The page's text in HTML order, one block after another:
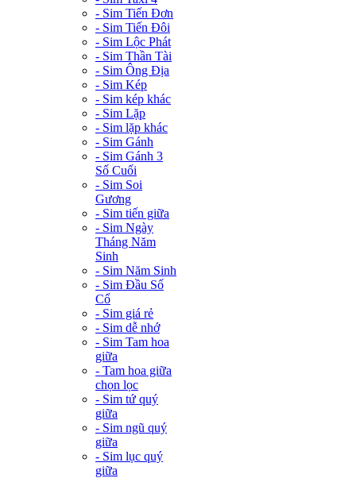
- Sim Tiến Đơn
- Sim Tiến Đôi
- Sim Lộc Phát
- Sim Thần Tài
- Sim Ông Địa
- Sim Kép
- Sim kép khác
- Sim Lặp
- Sim lặp khác
- Sim Gánh
- Sim Gánh 3
Số Cuối
- Sim Soi
Gương
- Sim tiến giữa
- Sim Ngày
Tháng Năm
Sinh
- Sim Năm Sinh
- Sim Đầu Số
Cổ
- Sim giá rẻ
- Sim dễ nhớ
- Sim Tam hoa
giữa
- Tam hoa giữa
chọn lọc
- Sim tứ quý
giữa
- Sim ngũ quý
giữa
- Sim lục quý
giữa